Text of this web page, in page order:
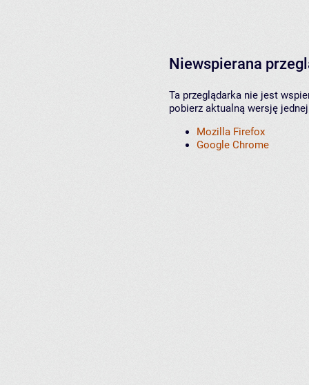
Niewspierana
Ta przeglądarka nie jest
pobierz aktualną wersję
Mozilla Firefox
Google Chrome